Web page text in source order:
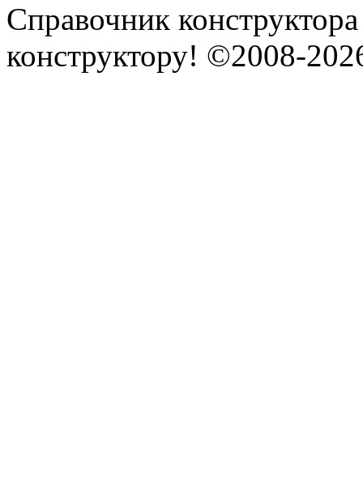
Справочник
конструктору! ©2008-